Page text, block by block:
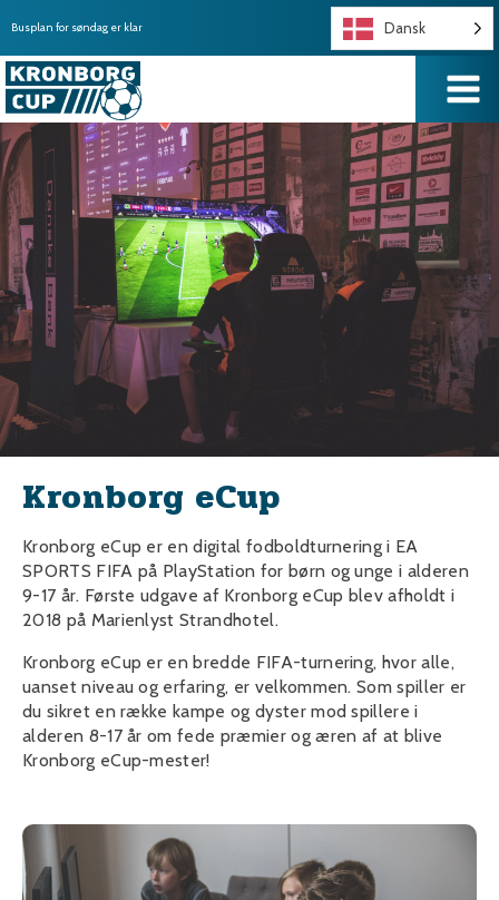
Busplan for søndag er klar Dansk
Kronborg eCup
Kronborg eCup er en digital fodboldturnering i EA
SPORTS FIFA på PlayStation for børn og unge i alderen
9-17 år. Første udgave af Kronborg eCup blev afholdt i
2018 på Marienlyst Strandhotel.
Kronborg eCup er en bredde FIFA-turnering, hvor alle,
uanset niveau og erfaring, er velkommen. Som spiller er
du sikret en række kampe og dyster mod spillere i
alderen 8-17 år om fede præmier og æren af at blive
Kronborg eCup-mester!